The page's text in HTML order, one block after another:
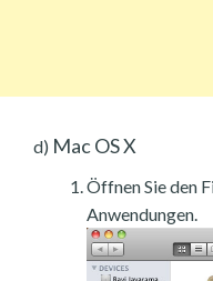
d) Mac OS X
Öffnen Sie den
Anwendungen.